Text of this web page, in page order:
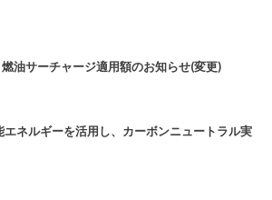
油サーチャージ適用額のお知らせ(変更)
ネルギーを活用し、カーボンニュートラル実